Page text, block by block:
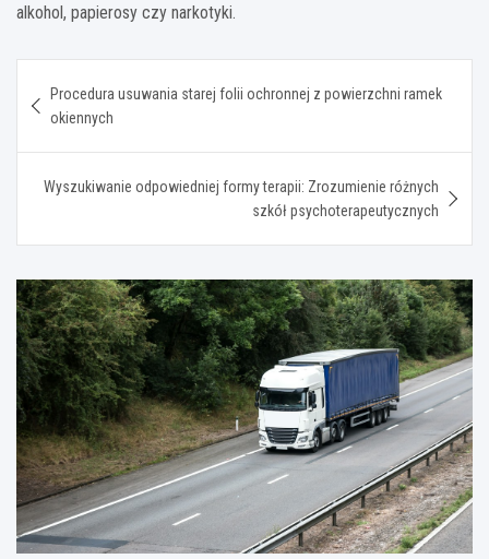
alkohol, papierosy czy narkotyki.
wpisu
Procedura usuwania starej folii ochronnej z powierzchni ramek
okiennych
Wyszukiwanie odpowiedniej formy terapii: Zrozumienie różnych
szkół psychoterapeutycznych